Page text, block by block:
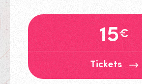
15€
Tickets